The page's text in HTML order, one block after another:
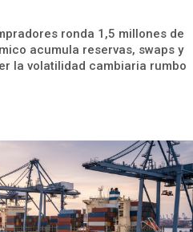
ronda 1,5 millones de
acumula reservas, swaps y
la volatilidad cambiaria rumbo